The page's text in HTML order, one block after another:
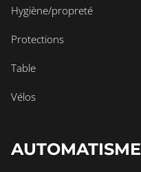
Hygiène/propreté
Protections
Table
Vélos
AUTOMATISME